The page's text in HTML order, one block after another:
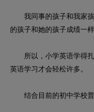
我同事的孩子和我家孩
的孩子和她的孩子成绩一
所以，小学英语学得扎
英语学习才会轻松许多。
结合目前的初中学校普